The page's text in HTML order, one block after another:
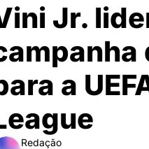
Jr.
a
Redação